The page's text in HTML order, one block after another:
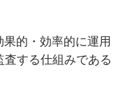
的・効率的に運用
する仕組みである